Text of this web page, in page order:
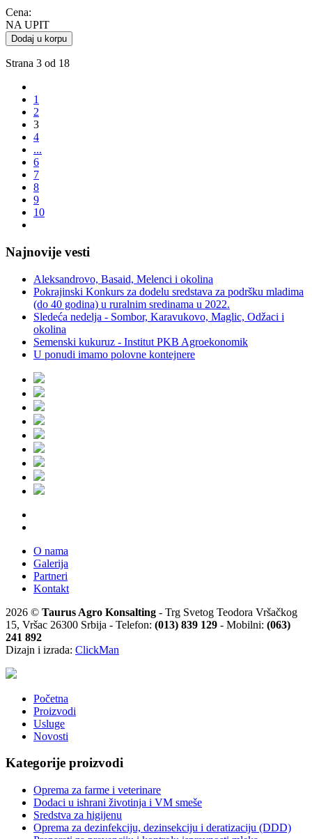
Cena:
NA UPIT
Dodaj u korpu
Strana 3 od 18
1
2
3
4
...
6
7
8
9
10
Najnovije vesti
Aleksandrovo, Basaid, Melenci i okolina
Pokrajinski Konkurs za dodelu sredstava za podršku mladima
(do 40 godina) u ruralnim sredinama u 2022.
Sledeća nedelja - Sombor, Karavukovo, Maglic, Odžaci i
okolina
Semenski kukuruz - Institut PKB Agroekonomik
U ponudi imamo polovne kontejnere
O nama
Galerija
Partneri
Kontakt
2026 © Taurus Agro Konsalting - Trg Svetog Teodora Vršačkog
15, Vršac 26300 Srbija - Telefon: (013) 839 129 - Mobilni: (063)
241 892
Dizajn i izrada: ClickMan
Početna
Proizvodi
Usluge
Novosti
Kategorije proizvodi
Oprema za farme i veterinare
Dodaci u ishrani životinja i VM smeše
Sredstva za higijenu
Oprema za dezinfekciju, dezinsekciju i deratizaciju (DDD)